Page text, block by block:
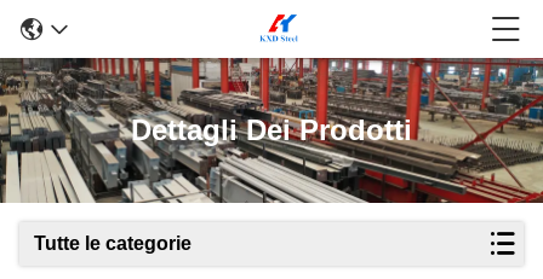
Dettagli Dei Prodotti
Tutte le categorie